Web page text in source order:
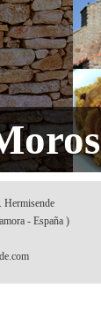
Hermisende
- España )